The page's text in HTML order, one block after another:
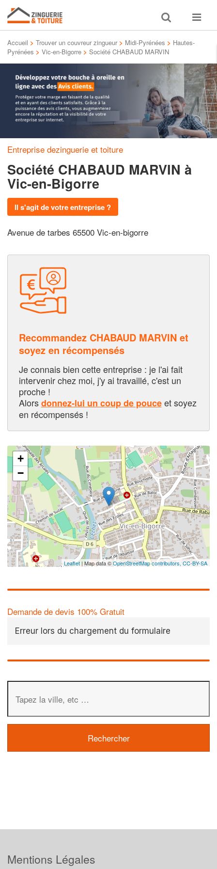
Toggle
search
Toggle
Accueil > Trouver un couvreur zingueur > Midi-Pyrénées > Hautes-
Pyrénées > Vic-en-Bigorre > Société CHABAUD MARVIN
Entreprise dezinguerie et toiture
Société CHABAUD MARVIN à
Vic-en-Bigorre
Il s'agit de votre entreprise ?
Avenue de tarbes 65500 Vic-en-bigorre
Recommandez CHABAUD MARVIN et
soyez en récompensés
Je connais bien cette entreprise : je l'ai fait
intervenir chez moi, j'y ai travaillé, c'est un
proche !
Alorsdonnez-lui un coup de pouceet soyez
en récompensés !
+
−
Leaflet| Map data ©OpenStreetMap contributors, CC-BY-SA
Demande de devis 100% Gratuit
Erreur lors du chargement du formulaire
Mentions Légales